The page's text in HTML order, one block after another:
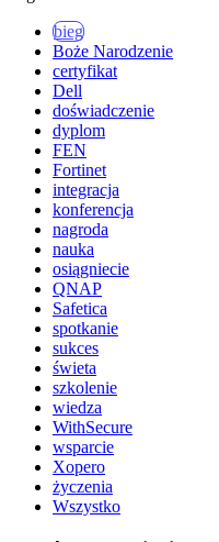
bieg
Boże Narodzenie
certyfikat
Dell
doświadczenie
dyplom
FEN
Fortinet
integracja
konferencja
nagroda
nauka
osiągniecie
QNAP
Safetica
spotkanie
sukces
świeta
szkolenie
wiedza
WithSecure
wsparcie
Xopero
życzenia
Wszystko